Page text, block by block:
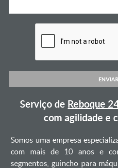
ENVIAR
Serviço de Reboque
com agilidade e
Somos uma empresa
com mais de 10 anos e
segmentos, guincho para